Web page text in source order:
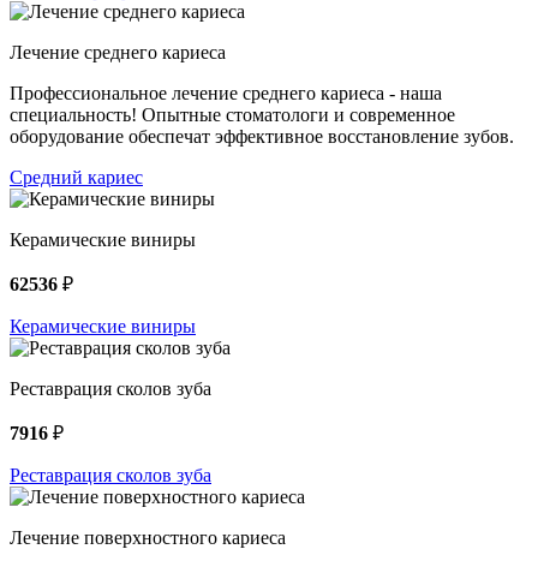
Лечение среднего кариеса
Профессиональное лечение среднего кариеса - наша
специальность! Опытные стоматологи и современное
оборудование обеспечат эффективное восстановление зубов.
Средний кариес
Керамические виниры
62536 ₽
Керамические виниры
Реставрация сколов зуба
7916 ₽
Реставрация сколов зуба
Лечение поверхностного кариеса